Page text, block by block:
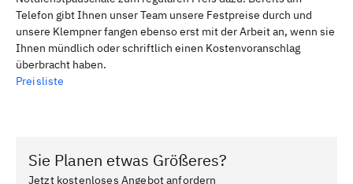
Telefon gibt Ihnen unser Team unsere Festpreise durch und
unsere Klempner fangen ebenso erst mit der Arbeit an, wenn sie
Ihnen mündlich oder schriftlich einen Kostenvoranschlag
überbracht haben.
Preisliste
Sie Planen etwas Größeres?
Jetzt kostenloses Angebot anfordern